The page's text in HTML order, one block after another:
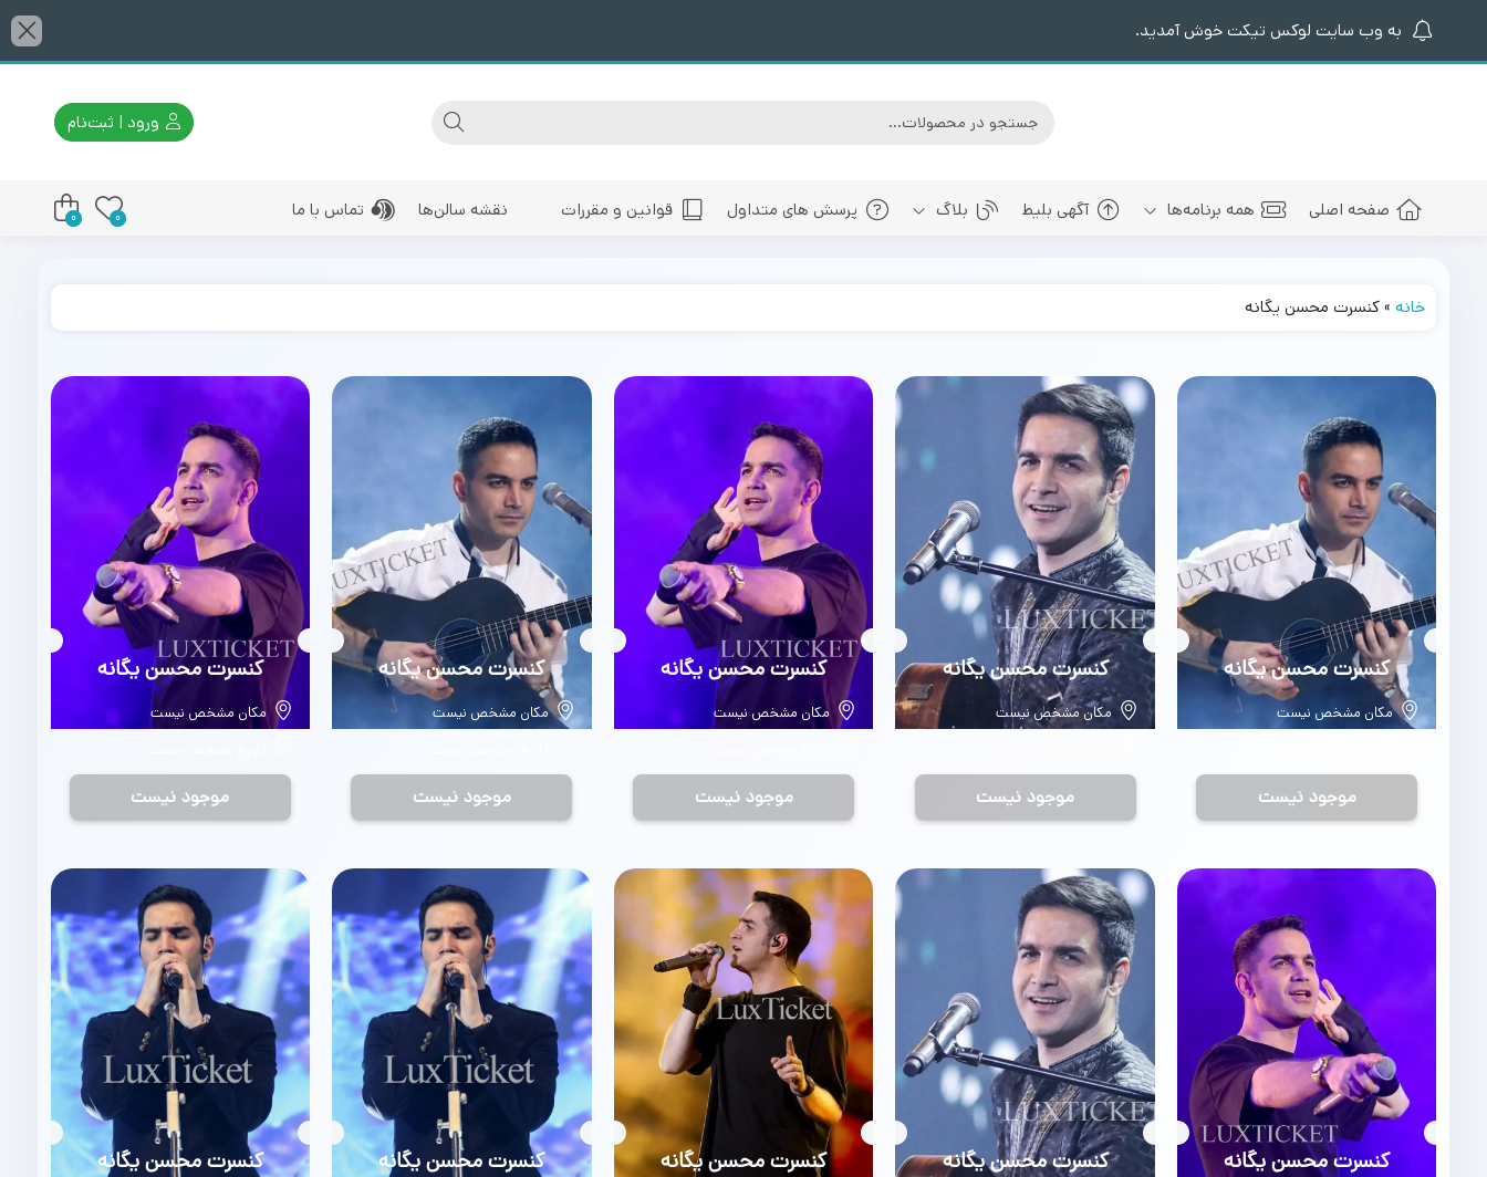
به وب سایت لوکس تیکت خوش آمدید.
ورود | ثبت‌نام
صفحه اصلی همه برنامه‌ها
بلیط کنسرت های پیش رو شیراز
بلیط کنسرت های پیش رو سایر شهرها
آگهی بلیط بلاگ
سالن کنسرت سیتی سنتر اصفهان
بهنام بانی
رضا صادقی
پرسش های متداول قوانین و مقررات نقشه سالن‌ها تماس با ما 0
0
خانه»کنسرت محسن یگانه
بلیط
کنسرت محسن یگانه
مکان مشخص نیست
موجود نیست
بلیط
کنسرت محسن یگانه
مکان مشخص نیست
موجود نیست
بلیط
کنسرت محسن یگانه
مکان مشخص نیست
موجود نیست
بلیط
کنسرت محسن یگانه
مکان مشخص نیست
موجود نیست
بلیط
کنسرت محسن یگانه
مکان مشخص نیست
موجود نیست
بلیط
کنسرت محسن یگانه بلیط
کنسرت محسن یگانه بلیط
کنسرت محسن یگانه بلیط
کنسرت محسن یگانه بلیط
کنسرت محسن یگانه